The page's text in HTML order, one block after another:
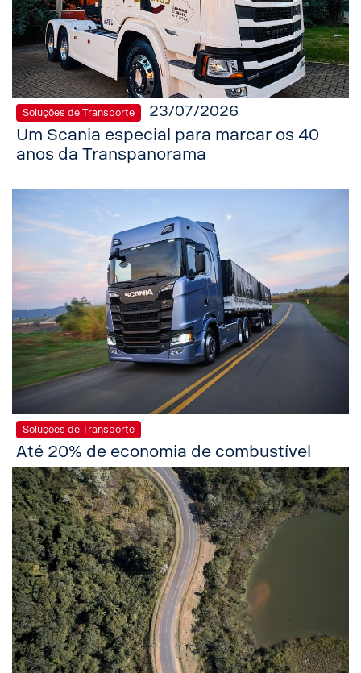
Soluções de Transporte 23/07/2026
Um Scania especial para marcar os 40
anos da Transpanorama
Soluções de Transporte
Até 20% de economia de combustível